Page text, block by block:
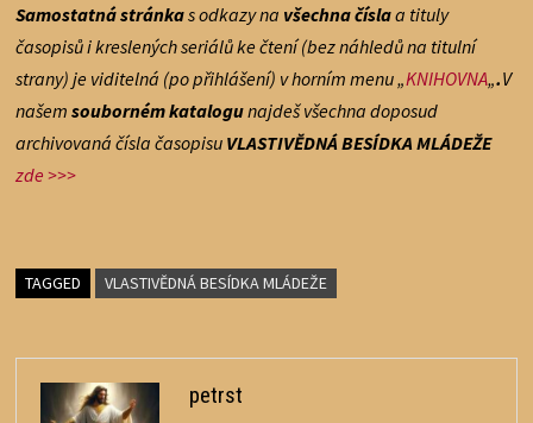
Samostatná stránkas odkazy na všechna číslaa tituly
časopisů i kreslených seriálů ke čtení (bez náhledů na titulní
strany) je viditelná (po přihlášení) v horním menu „KNIHOVNA„.V
našem souborném katalogunajdeš všechna doposud
archivovaná čísla časopisu VLASTIVĚDNÁ BESÍDKA MLÁDEŽE
zde >>>
TAGGED VLASTIVĚDNÁ BESÍDKA MLÁDEŽE
petrst